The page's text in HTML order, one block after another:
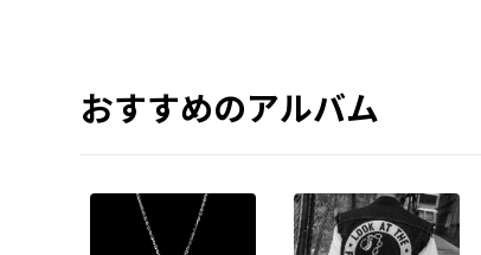
おすすめのアルバム